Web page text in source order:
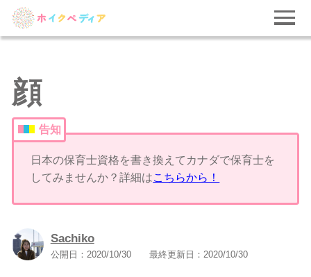
顔
告知
日本の保育士資格を書き換えてカナダで保育士を
してみませんか？詳細はこちらから！
Sachiko
公開日： 2020/10/30 最終更新日： 2020/10/30